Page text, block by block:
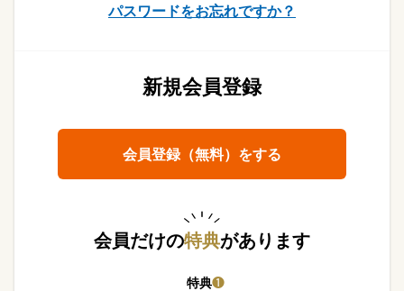
パスワードをお忘れですか？
新規会員登録
会員登録（無料）をする
会員だけの特典があります
特典❶